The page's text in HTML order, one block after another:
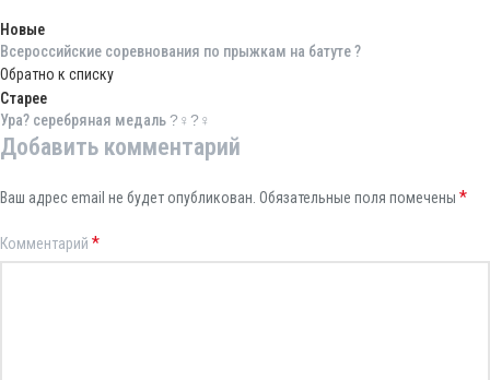
Новые
Всероссийские соревнования по прыжкам на батуте ?
Обратно к списку
Старее
Ура? серебряная медаль ?‍♀?‍♀
Добавить комментарий
Ваш адрес email не будет опубликован. Обязательные поля помечены *
Комментарий *